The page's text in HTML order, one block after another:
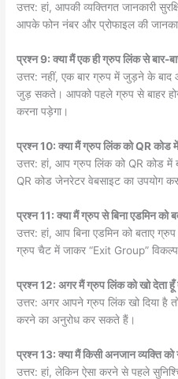
उत्तर: हां, आपकी व्यक्तिगत जानकारी
आपके फोन नंबर और प्रोफाइल की
प्रश्न 9: क्या मैं एक ही ग्रुप लिंक से बार-
उत्तर: नहीं, एक बार ग्रुप में जुड़ने के
जुड़ सकते। आपको पहले ग्रुप से बाहर
करना पड़ेगा।
प्रश्न 10: क्या मैं ग्रुप लिंक को QR कोड
उत्तर: हां, आप ग्रुप लिंक को QR कोड
QR कोड जेनरेटर वेबसाइट का उपयोग
प्रश्न 11: क्या मैं ग्रुप से बिना एडमिन को
उत्तर: हां, आप बिना एडमिन को बताए
ग्रुप चैट में जाकर “Exit Group”
प्रश्न 12: अगर मैं ग्रुप लिंक को खो देता हूँ
उत्तर: अगर आपने ग्रुप लिंक खो दिया है
करने का अनुरोध कर सकते हैं।
प्रश्न 13: क्या मैं किसी अनजान व्यक्ति
उत्तर: हां, लेकिन ऐसा करने से पहले